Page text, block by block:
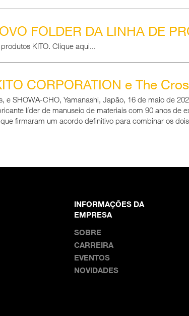
FOLDER DA LINHA DE
KITO. Clique aqui...
CORPORATION e The
e SHOWA-CHO, Yamanashi, Japão, 16 de maio de
líder de manuseio de materiais com 90 anos de
firmaram um acordo definitivo para combinar os
INFORMAÇÕES DA
EMPRESA
SOBRE
CARREIRA
EVENTOS
NOVIDADES